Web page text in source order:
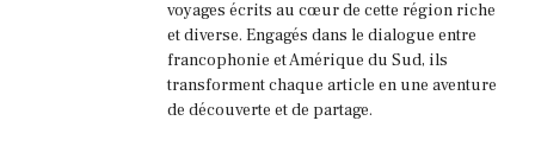
voyages écrits au cœur de cette région riche
et diverse. Engagés dans le dialogue entre
francophonie et Amérique du Sud, ils
transforment chaque article en une aventure
de découverte et de partage.